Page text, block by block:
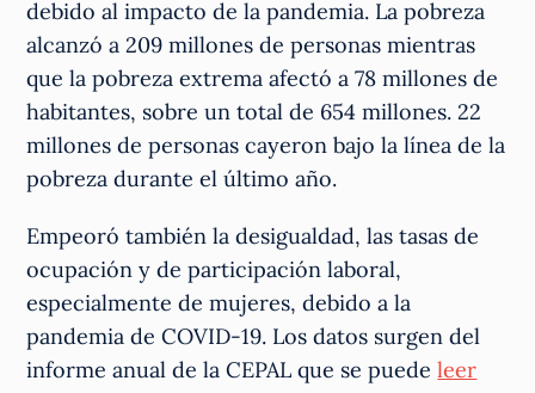
debido al impacto de la pandemia. La pobreza
alcanzó a 209 millones de personas mientras
que la pobreza extrema afectó a 78 millones de
habitantes, sobre un total de 654 millones. 22
millones de personas cayeron bajo la línea de la
pobreza durante el último año.
Empeoró también la desigualdad, las tasas de
ocupación y de participación laboral,
especialmente de mujeres, debido a la
pandemia de COVID-19. Los datos surgen del
informe anual de la CEPAL que se puedeleer